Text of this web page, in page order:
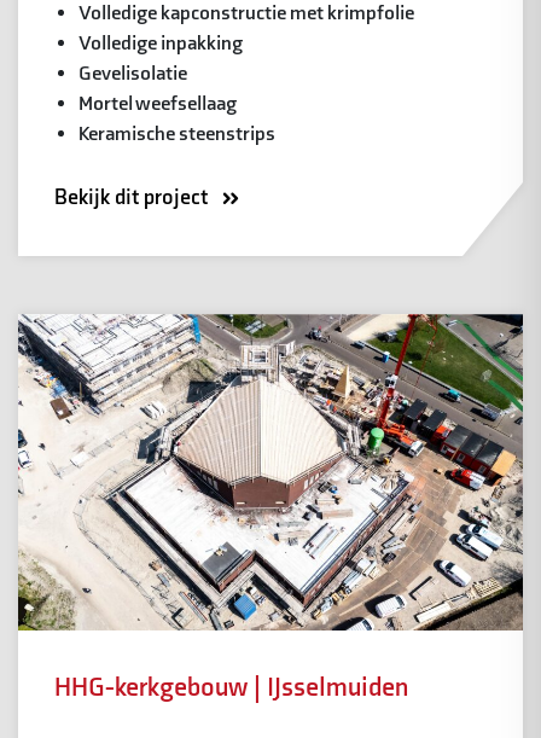
Volledige kapconstructie met krimpfolie
Volledige inpakking
Gevelisolatie
Mortel weefsellaag
Keramische steenstrips
Bekijk dit project
HHG-kerkgebouw | IJsselmuiden